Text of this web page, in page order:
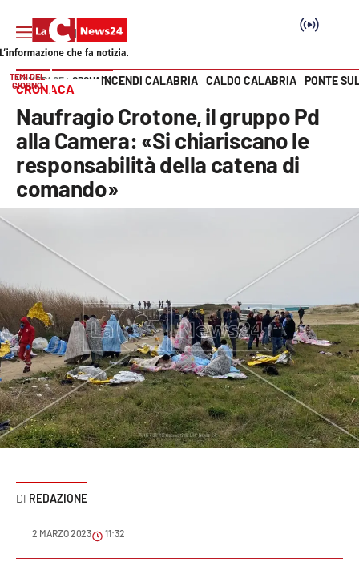
SEZIONI
Cronaca
Politica
Attualità
Economia e lavoro
Italia Mondo
Sanità
Sport
Cultura
Podcast
Meteo
Vai
TEMI DEL
GIORNO
INCENDI CALABRIA CALDO CALABRIA PONTE
HOME PAGE CRONACA
CRONACA
Naufragio Crotone, il gruppo Pd
alla Camera: «Si chiariscano le
responsabilità della catena di
comando»
REDAZIONE
2 MARZO 2023 11:32